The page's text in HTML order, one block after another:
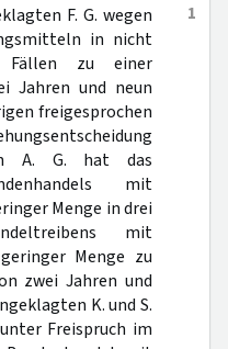
1
F. G. wegen
in nicht
zu einer
Jahren und neun
freigesprochen
A. G. hat das
mit
Menge in drei
mit
Menge zu
zwei Jahren und
K. und S.
Freispruch im